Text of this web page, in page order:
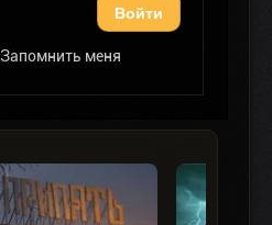
Войти
Запомнить меня